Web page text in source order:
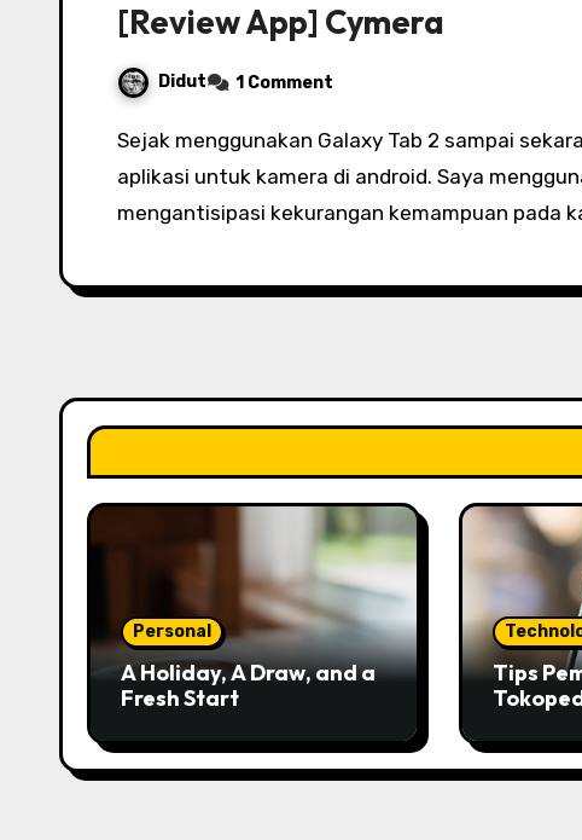
[Review App] Cymera
Didut 1 Comment
Sejak menggunakan Galaxy Tab 2 sampai sekarang saya setia menggunakan Cymera,
aplikasi untuk kamera di android. Saya
mengantisipasi kekurangan kemampuan pada
Personal
A Holiday, A Draw, and a
Fresh Start
Tips